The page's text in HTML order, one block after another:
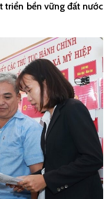
triển bền vững đất nước